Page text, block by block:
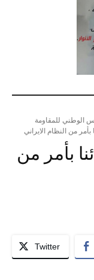
الوطني للمقاومة
بأمر من النظام الايراني
بأمر من
Twitter